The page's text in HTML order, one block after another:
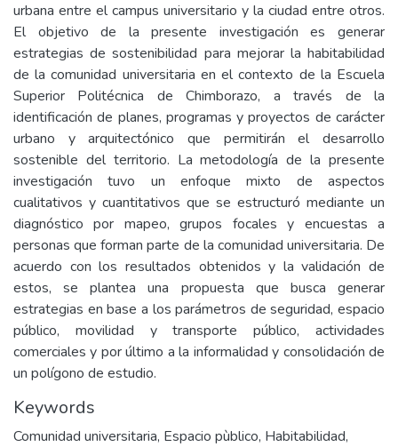
urbana entre el campus universitario y la ciudad entre otros.
El objetivo de la presente investigación es generar
estrategias de sostenibilidad para mejorar la habitabilidad
de la comunidad universitaria en el contexto de la Escuela
Superior Politécnica de Chimborazo, a través de la
identificación de planes, programas y proyectos de carácter
urbano y arquitectónico que permitirán el desarrollo
sostenible del territorio. La metodología de la presente
investigación tuvo un enfoque mixto de aspectos
cualitativos y cuantitativos que se estructuró mediante un
diagnóstico por mapeo, grupos focales y encuestas a
personas que forman parte de la comunidad universitaria. De
acuerdo con los resultados obtenidos y la validación de
estos, se plantea una propuesta que busca generar
estrategias en base a los parámetros de seguridad, espacio
público, movilidad y transporte público, actividades
comerciales y por último a la informalidad y consolidación de
un polígono de estudio.
Keywords
Comunidad universitaria, Espacio pùblico, Habitabilidad,